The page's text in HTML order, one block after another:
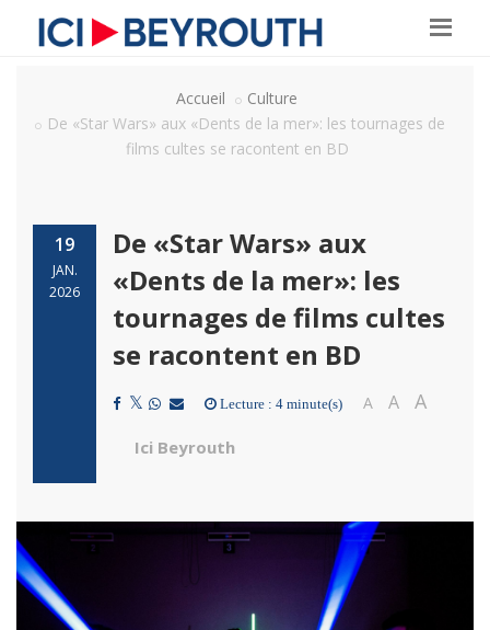
Accueil
Culture
De «Star Wars» aux «Dents de la mer»: les tournages de
films cultes se racontent en BD
19
JAN.
2026
De «Star Wars» aux
«Dents de la mer»: les
tournages de films cultes
se racontent en BD
Lecture : 4 minute(s) A A A
Ici Beyrouth